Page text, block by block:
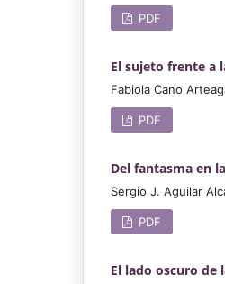
PDF
El sujeto frente a
Fabiola Cano
PDF
Del fantasma en
Sergio J. Aguilar
PDF
El lado oscuro de